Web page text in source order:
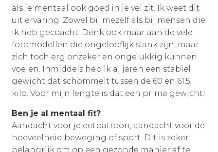
als je mentaal ook goed in je vel zit. Ik weet dit
uit ervaring. Zowel bij mezelf als bij mensen die
ik heb gecoacht. Denk ook maar aan de vele
fotomodellen die ongelooflijk slank zijn, maar
zich toch erg onzeker en ongelukkig kunnen
voelen. Inmiddels heb ik al jaren een stabiel
gewicht dat schommelt tussen de 60 en 61,5
kilo. Voor mijn lengte is dat een prima gewicht!
Ben je al mentaal fit?
Aandacht voor je eetpatroon, aandacht voor de
hoeveelheid beweging of sport. Dit is zeker
belangrijk om op een gezonde manier af te